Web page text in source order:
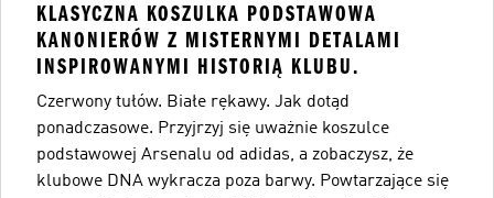
KLASYCZNA KOSZULKA PODSTAWOWA
KANONIERÓW Z MISTERNYMI DETALAMI
INSPIROWANYMI HISTORIĄ KLUBU.
Czerwony tułów. Białe rękawy. Jak dotąd
ponadczasowe. Przyjrzyj się uważnie koszulce
podstawowej Arsenalu od adidas, a zobaczysz, że
klubowe DNA wykracza poza barwy. Powtarzające się